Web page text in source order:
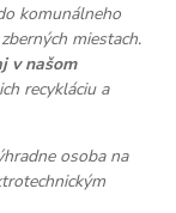
komunálneho
miestach.
v našom
recykláciu a
osoba na